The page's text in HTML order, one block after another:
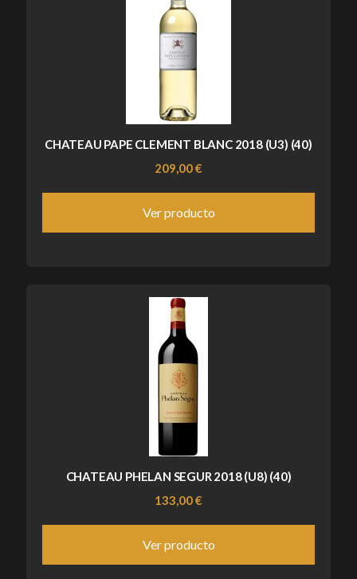
CHATEAU PAPE CLEMENT BLANC 2018 (U3) (40)
209,00 €
Ver producto
CHATEAU PHELAN SEGUR 2018 (U8) (40)
133,00 €
Ver producto